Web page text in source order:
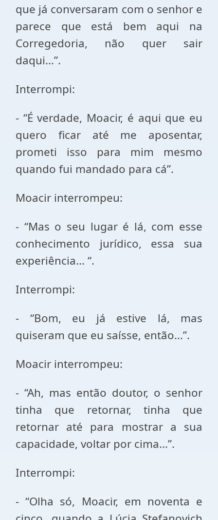
que já conversaram com o senhor e
parece que está bem aqui na
Corregedoria, não quer sair
daqui...”.
Interrompi:
- “É verdade, Moacir, é aqui que eu
quero ficar até me aposentar,
prometi isso para mim mesmo
quando fui mandado para cá”.
Moacir interrompeu:
- “Mas o seu lugar é lá, com esse
conhecimento jurídico, essa sua
experiência... “.
Interrompi:
- “Bom, eu já estive lá, mas
quiseram que eu saísse, então...”.
Moacir interrompeu:
- “Ah, mas então doutor, o senhor
tinha que retornar, tinha que
retornar até para mostrar a sua
capacidade, voltar por cima...”.
Interrompi:
- “Olha só, Moacir, em noventa e